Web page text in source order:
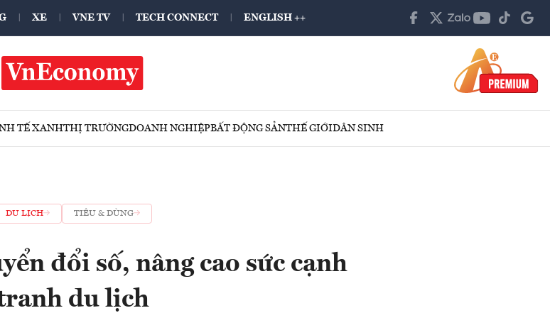
XE VNE TV TECH CONNECT ENGLISH ++
TẾ XANHTHỊ TRƯỜNGDOANH NGHIỆPBẤT ĐỘNG SẢNTHẾ GIỚIDÂN SINH
DU LỊCH TIÊU & DÙNG
đổi số, nâng cao sức cạnh
du lịch